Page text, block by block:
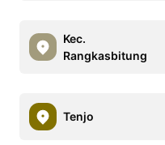
Kec.
Rangkasbitung
Tenjo